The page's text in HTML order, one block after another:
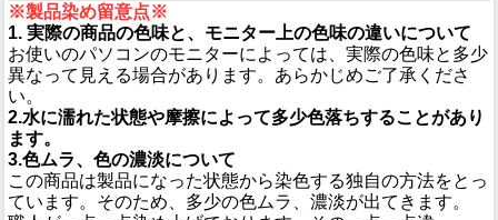
※製品染め留意点※
1. 実際の商品の色味と、モニター上の色味の違いについて
お使いのパソコンのモニターによっては、実際の色味と多少
異なって見える場合があります。あらかじめご了承くださ
い。
2.水に濡れた状態や摩擦によって多少色落ちすることがあり
ます。
3.色ムラ、色の濃淡について
この商品は製品になった状態から染色する独自の方法をとっ
ています。そのため、多少の色ムラ、濃淡が出てきます。